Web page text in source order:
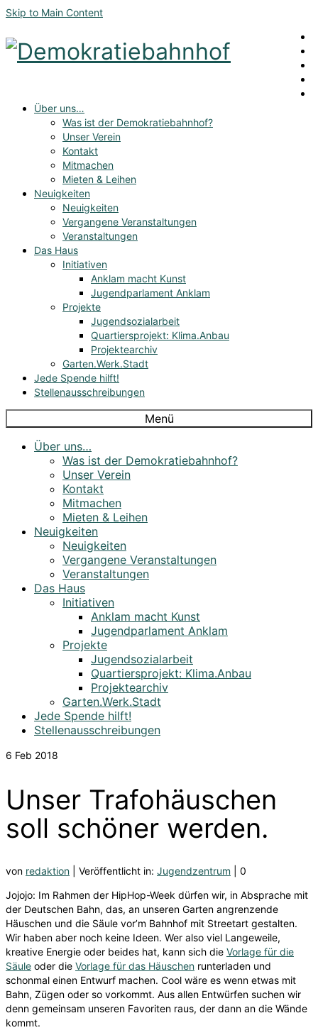
Skip to Main Content
Über uns…
Was ist der Demokratiebahnhof?
Unser Verein
Kontakt
Mitmachen
Mieten & Leihen
Neuigkeiten
Neuigkeiten
Vergangene Veranstaltungen
Veranstaltungen
Das Haus
Initiativen
Anklam macht Kunst
Jugendparlament Anklam
Projekte
Jugendsozialarbeit
Quartiersprojekt: Klima.Anbau
Projektearchiv
Garten.Werk.Stadt
Jede Spende hilft!
Stellenausschreibungen
Menü
Über uns…
Was ist der Demokratiebahnhof?
Unser Verein
Kontakt
Mitmachen
Mieten & Leihen
Neuigkeiten
Neuigkeiten
Vergangene Veranstaltungen
Veranstaltungen
Das Haus
Initiativen
Anklam macht Kunst
Jugendparlament Anklam
Projekte
Jugendsozialarbeit
Quartiersprojekt: Klima.Anbau
Projektearchiv
Garten.Werk.Stadt
Jede Spende hilft!
Stellenausschreibungen
6 Feb 2018
Unser Trafohäuschen
soll schöner werden.
von redaktion Veröffentlicht in: Jugendzentrum
0
Jojojo: Im Rahmen der HipHop-Week dürfen wir, in Absprache mit
der Deutschen Bahn, das, an unseren Garten angrenzende
Häuschen und die Säule vor’m Bahnhof mit Streetart gestalten.
Wir haben aber noch keine Ideen. Wer also viel Langeweile,
kreative Energie oder beides hat, kann sich die Vorlage für die
Säule oder die Vorlage für das Häuschen runterladen und
schonmal einen Entwurf machen. Cool wäre es wenn etwas mit
Bahn, Zügen oder so vorkommt. Aus allen Entwürfen suchen wir
denn gemeinsam unseren Favoriten raus, der dann an die Wände
kommt.